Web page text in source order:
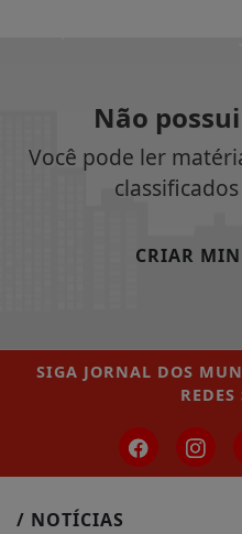
Não
Você pode ler
CRIAR
SIGA JORNAL DOS
/ NOTÍCIAS